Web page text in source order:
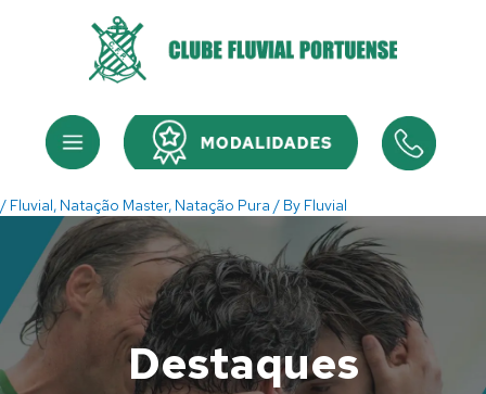
Menu Menu
/ Fluvial, Natação Master, Natação Pura / By Fluvial
Destaques